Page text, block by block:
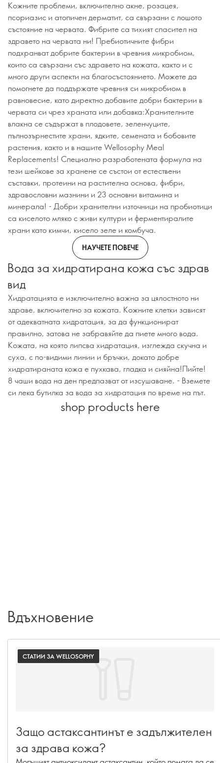
Кожните проблеми, включително акне, розацея,
псориазис и атопичен дерматит, са свързани с лошото
състояние на червата. Фибрите са тихият спасител на
здравето на червата ни! Пребиотичните фибри
подхранват добрите бактерии в чревния микробиом,
които са свързани със здравето на кожата, както и с
много други аспекти на благосъстоянието. Можете да
помогнете да поддържате чревния си микробиом в
равновесие, като директно добавите добри бактерии в
червата си чрез храната или добавка:Хранителните
влакна се съдържат в плодовете, зеленчуците,
пълнозърнестите храни, ядките, семената и бобовите
растения, както и в нашите Wellosophy Meal
Replacements! Специално разработената формула на
тези шейкове за хранене се състои от естествени
съставки, протеини на растителна основа, фибри,
здравословни мазнини и 23 основни витамина и
минерала! - Добри хранителни източници на пробиотици
са киселото мляко с живи култури и ферментиралите
храни като кимчи, кисело зеле и комбуча.
НАУЧЕТЕ ПОВЕЧЕ
Вода за хидратирана кожа със здрав
вид
Хидратацията е изключително важна за цялостното ни
здраве, включително за кожата. Кожните клетки зависят
от адекватната хидратация, за да функционират
правилно, затова не забравяйте да пиете много вода.
Кожата, на която липсва хидратация, изглежда скучна и
суха, с по-видими линии и бръчки, докато добре
хидратираната кожа е пухкава, гладка и сияйна!Пийте!
8 чаши вода на ден предпазват от изсушаване. - Вземете
си лека бутилка за вода за хидратация по време на път.
shop products here
Вдъхновение
СТАТИИ ЗА WELLOSOPHY
Защо астаксантинът е задължителен
за здрава кожа?